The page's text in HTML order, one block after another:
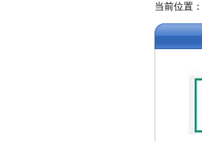
当前位置：